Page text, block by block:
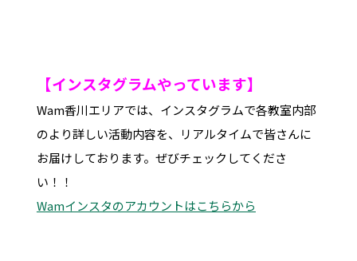
【インスタグラムやっています】
Wam香川エリアでは、インスタグラムで各教室内部
のより詳しい活動内容を、リアルタイムで皆さんに
お届けしております。ぜびチェックしてくださ
い！！
Wamインスタのアカウントはこちらから